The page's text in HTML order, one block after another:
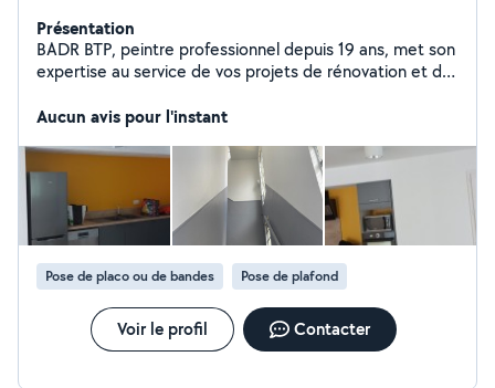
Présentation
BADR BTP, peintre professionnel depuis 19 ans, met son
expertise au service de vos projets de rénovation et de
extérieure, enduit, ponçage et lissage, nous assurons
inclut également des techniques décoratives comme le
stuc, apportant élégance et originalité à vos murs.
Sérieux, réactifs et à l'écoute, nous vous accompagnons
du conseil à la réalisation pour sublimer vos espaces.
BADR BTP, la qualité artisanale au service de votre
satisfaction. Devis gratuit.
Aucun avis pour l'instant
Pose de placo ou de bandes Pose de plafond
Voir le profil Contacter